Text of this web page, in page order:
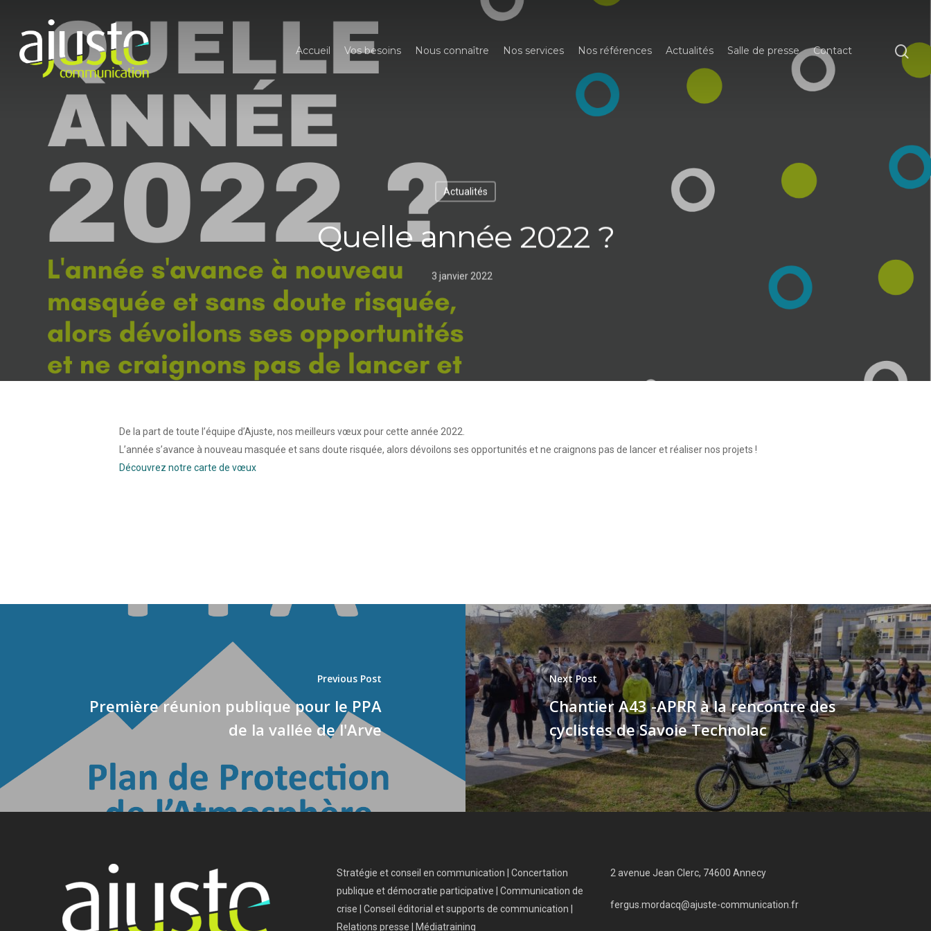
Hit enter to search or ESC to close
Accueil Vos besoins Nous connaître Nos services Nos références Actualités Salle de presse Contact
Actualités
Quelle année 2022 ?
3 janvier 2022
De la part de toute l’équipe d’Ajuste, nos meilleurs vœux pour cette année 2022.
L’année s’avance à nouveau masquée et sans doute risquée, alors dévoilons ses opportunités et ne craignons pas de lancer et réaliser nos projets !
Découvrez notre carte de vœux
Previous Post
Première réunion publique pour le PPA
de la vallée de l'Arve
Next Post
Chantier A43 -APRR à la rencontre des
cyclistes de Savoie Technolac
Stratégie et conseil en communication | Concertation
publique et démocratie participative | Communication de
crise | Conseil éditorial et supports de communication |
Relations presse | Médiatraining
2 avenue Jean Clerc, 74600 Annecy
fergus.mordacq@ajuste-communication.fr